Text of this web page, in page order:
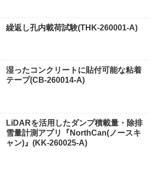
繰返し孔内載荷試験(THK-260001-A)
湿ったコンクリートに貼付可能な粘着
テープ(CB-260014-A)
LiDARを活用したダンプ積載量・除排
雪量計測アプリ『NorthCan(ノースキ
ャン)』(KK-260025-A)